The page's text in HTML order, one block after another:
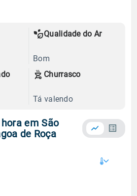
Qualidade do Ar
Bom
Churrasco
Tá valendo
em São
de Roça